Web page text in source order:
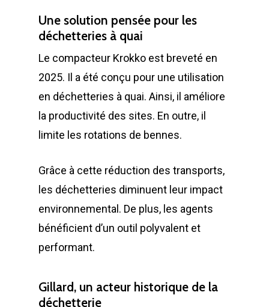
Une solution pensée pour les
déchetteries à quai
Le compacteur Krokko est breveté en
2025. Il a été conçu pour une utilisation
en déchetteries à quai. Ainsi, il améliore
la productivité des sites. En outre, il
limite les rotations de bennes.
Grâce à cette réduction des transports,
les déchetteries diminuent leur impact
environnemental. De plus, les agents
bénéficient d’un outil polyvalent et
performant.
Gillard, un acteur historique de la
déchetterie
Historique et projets
PRODUITS